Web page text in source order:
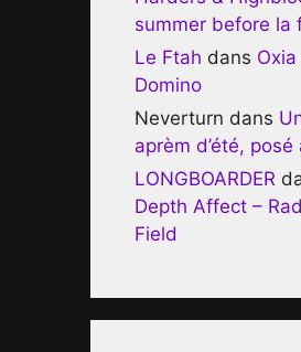
summer before la
Le Ftah dans Oxia
Domino
Neverturn dans
aprèm d’été, posé
LONGBOARDER
Depth Affect –
Field